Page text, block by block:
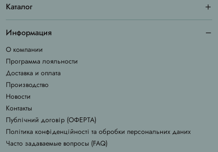
Каталог
Информация
О компании
Программа лояльности
Доставка и оплата
Производство
Новости
Контакты
Публічний договір (ОФЕРТА)
Політика конфіденційності та обробки персональних даних
Часто задаваемые вопросы (FAQ)